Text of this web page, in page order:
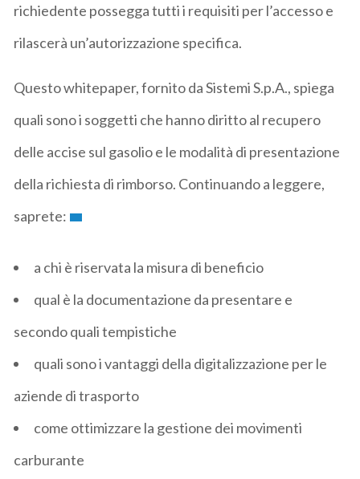
richiedente possegga tutti i requisiti per l’accesso e
rilascerà un’autorizzazione specifica.
Questo whitepaper, fornito da Sistemi S.p.A., spiega
quali sono i soggetti che hanno diritto al recupero
delle accise sul gasolio e le modalità di presentazione
della richiesta di rimborso. Continuando a leggere,
saprete:
a chi è riservata la misura di beneficio
qual è la documentazione da presentare e
secondo quali tempistiche
quali sono i vantaggi della digitalizzazione per le
aziende di trasporto
come ottimizzare la gestione dei movimenti
carburante